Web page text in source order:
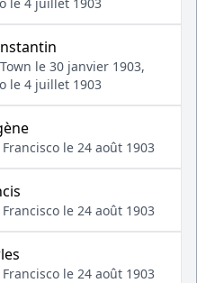
le 30 janvier 1903,
le 4 juillet 1903
le 24 août 1903
le 24 août 1903
le 24 août 1903